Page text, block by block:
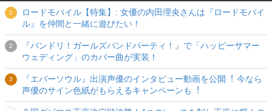
ロードモバイル【特集】: 女優の内田理央さんは『ロードモバイ
ル』を仲間と一緒に遊びたい！
『バンドリ！ガールズバンドパーティ！』で「ハッピーサマー
ウェディング」のカバー曲が実装！
『エバーソウル』出演声優のインタビュー動画を公開︕ 今なら
声優のサイン⾊紙がもらえるキャンペーンも︕